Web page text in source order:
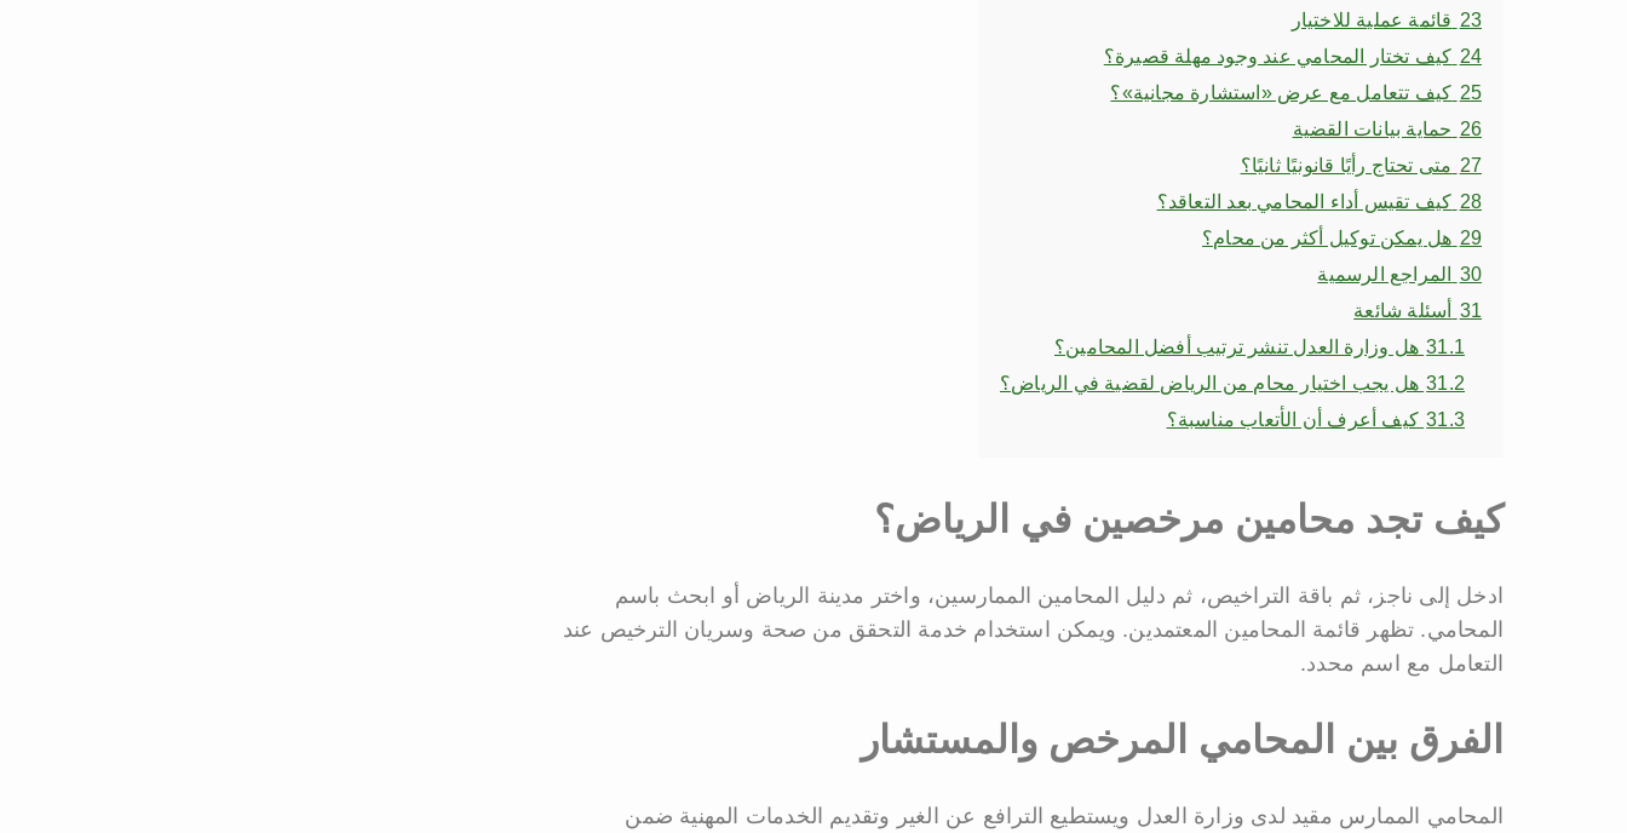
23 قائمة عملية للاختيار
24 كيف تختار المحامي عند وجود مهلة قصيرة؟
25 كيف تتعامل مع عرض «استشارة مجانية»؟
26 حماية بيانات القضية
27 متى تحتاج رأيًا قانونيًا ثانيًا؟
28 كيف تقيس أداء المحامي بعد التعاقد؟
29 هل يمكن توكيل أكثر من محام؟
30 المراجع الرسمية
31 أسئلة شائعة
31.1 هل وزارة العدل تنشر ترتيب أفضل المحامين؟
31.2 هل يجب اختيار محام من الرياض لقضية في الرياض؟
31.3 كيف أعرف أن الأتعاب مناسبة؟
كيف تجد محامين مرخصين في الرياض؟
ادخل إلى ناجز، ثم باقة التراخيص، ثم دليل المحامين الممارسين، واختر مدينة الرياض أو ابحث باسم
المحامي. تظهر قائمة المحامين المعتمدين. ويمكن استخدام خدمة التحقق من صحة وسريان الترخيص عند
التعامل مع اسم محدد.
الفرق بين المحامي المرخص والمستشار
المحامي الممارس مقيد لدى وزارة العدل ويستطيع الترافع عن الغير وتقديم الخدمات المهنية ضمن